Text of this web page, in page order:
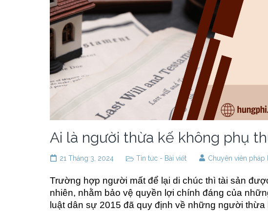
Ai là người thừa kế không phụ
21 Tháng 3, 2024 Tin tức - Bài viết Chuyên viên pháp
Trường hợp người mất để lại di chúc thì tài sản
nhiên, nhằm bảo vệ quyền lợi chính đáng của
luật dân sự 2015 đã quy định về những người